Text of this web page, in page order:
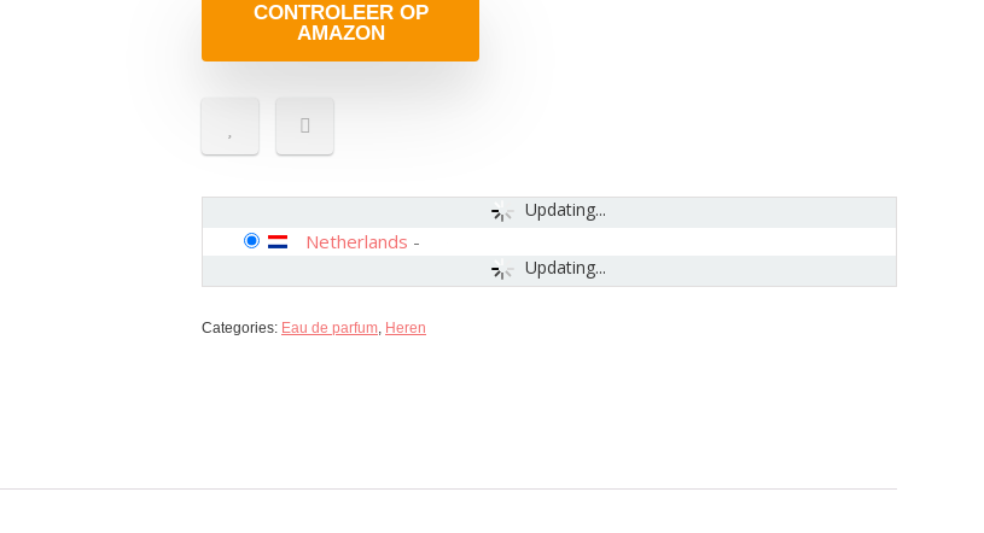
CONTROLEER OP
AMAZON
Updating...
Updating...
Netherlands -
Categories: Eau de parfum, Heren